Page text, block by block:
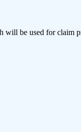
will be used for claim